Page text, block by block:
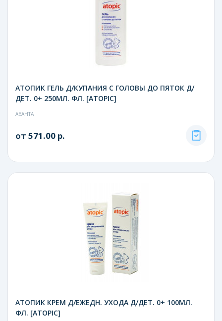
АТОПИК ГЕЛЬ Д/КУПАНИЯ С ГОЛОВЫ ДО ПЯТОК Д/
ДЕТ. 0+ 250МЛ. ФЛ. [ATOPIC]
АВАНТА
от 571.00 р.
АТОПИК КРЕМ Д/ЕЖЕДН. УХОДА Д/ДЕТ. 0+ 100МЛ.
ФЛ. [ATOPIC]